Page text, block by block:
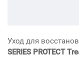
Уход для
SERIES PROTECT